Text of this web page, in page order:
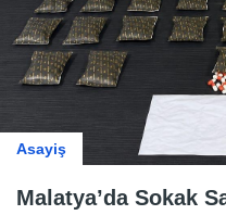
Asayiş
Malatya’da Sokak